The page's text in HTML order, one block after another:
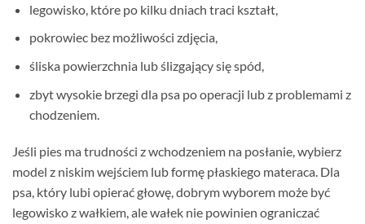
legowisko, które po kilku dniach traci kształt,
pokrowiec bez możliwości zdjęcia,
śliska powierzchnia lub ślizgający się spód,
zbyt wysokie brzegi dla psa po operacji lub z problemami z
chodzeniem.
Jeśli pies ma trudności z wchodzeniem na posłanie, wybierz
model z niskim wejściem lub formę płaskiego materaca. Dla
psa, który lubi opierać głowę, dobrym wyborem może być
legowisko z wałkiem, ale wałek nie powinien ograniczać